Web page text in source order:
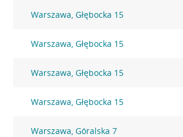
Warszawa, Głębocka 15
Warszawa, Głębocka 15
Warszawa, Głębocka 15
Warszawa, Głębocka 15
Warszawa, Góralska 7